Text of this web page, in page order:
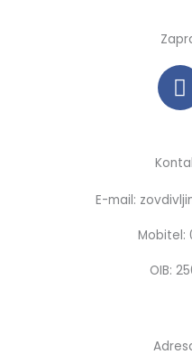
F
c
o
o
k
E-mail:
Mobitel:
OIB: